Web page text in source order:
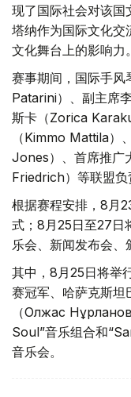
现了国际社会对该国
塔纳作为国际文化交
文化舞台上的影响力。
赛事期间，国际手风
Patarini）、副主席
斯卡（Zorica
（Kimmo Mattila）
Jones）、首席推广
Friedrich）等联盟负
根据赛程安排，8月
式；8月25日至27日
乐会、新闻发布会、
其中，8月25日将举
赛冠军、哈萨克斯坦
（Олжас
Soul”音乐组合和
音乐会。